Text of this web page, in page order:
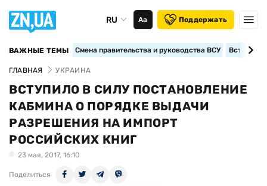
RU Аа Поддержать
ВАЖНЫЕ ТЕМЫ Смена правительства и руководства ВСУ
ГЛАВНАЯ УКРАИНА
ВСТУПИЛО В СИЛУ ПОСТАНОВЛЕНИЕ
КАБМИНА О ПОРЯДКЕ ВЫДАЧИ
РАЗРЕШЕНИЯ НА ИМПОРТ
РОССИЙСКИХ КНИГ
23 мая, 2017, 16:10
Поделиться